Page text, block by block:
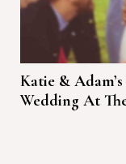
Katie &
Wedding At